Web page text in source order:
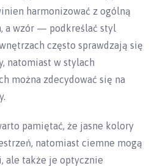
harmonizować z ogólną
a wzór — podkreślać styl
często sprawdzają się
natomiast w stylach
można zdecydować się na
pamiętać, że jasne kolory
natomiast ciemne mogą
ale także je optycznie